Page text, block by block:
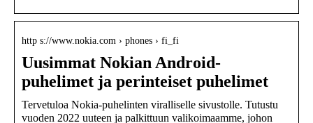
http s://www.nokia.com › phones › fi_fi
Uusimmat Nokian Android-
puhelimet ja perinteiset puhelimet
Tervetuloa Nokia-puhelinten viralliselle sivustolle. Tutustu
vuoden 2022 uuteen ja palkittuun valikoimaamme, johon